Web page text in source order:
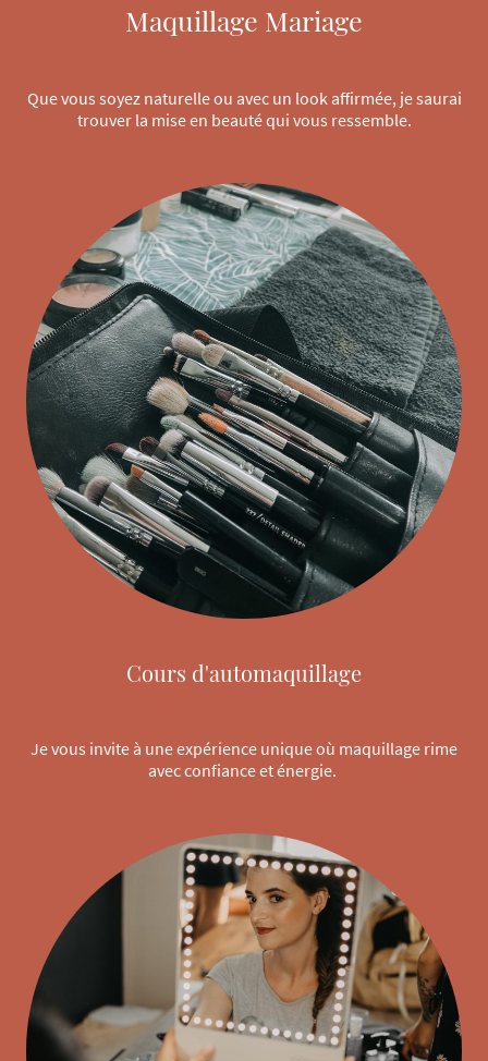
Maquillage Mariage
Que vous soyez naturelle ou avec un look affirmée, je saurai
trouver la mise en beauté qui vous ressemble.
Cours d'automaquillage
Je vous invite à une expérience unique où maquillage rime
avec confiance et énergie.